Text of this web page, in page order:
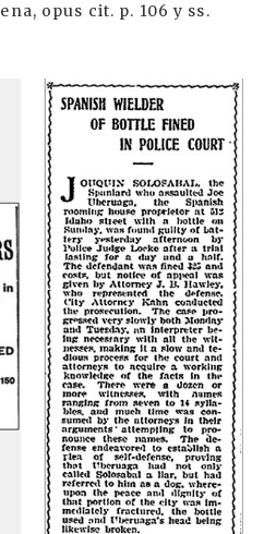
opus cit. p. 106 y ss.